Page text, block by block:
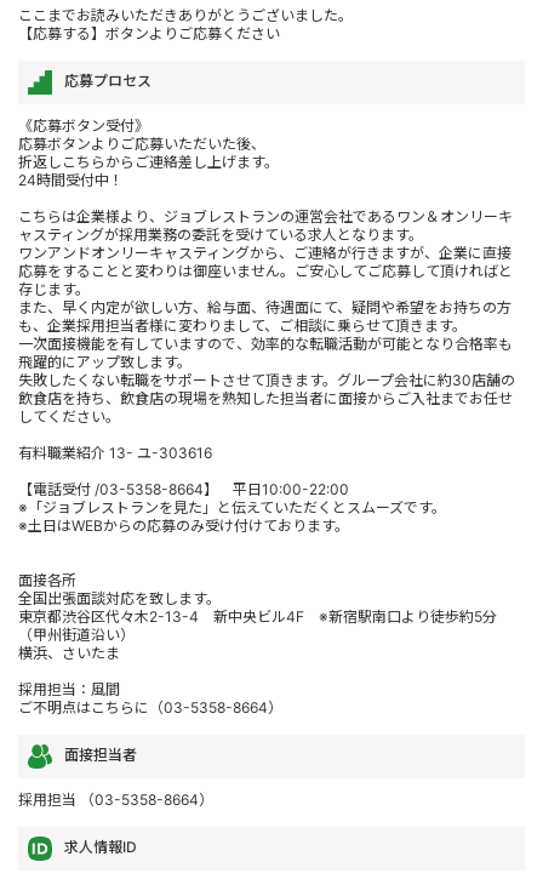
ここまでお読みいただきありがとうございました。
【応募する】ボタンよりご応募ください
応募プロセス
《応募ボタン受付》
応募ボタンよりご応募いただいた後、
折返しこちらからご連絡差し上げます。
24時間受付中！
こちらは企業様より、ジョブレストランの運営会社であるワン＆オンリーキ
ャスティングが採用業務の委託を受けている求人となります。
ワンアンドオンリーキャスティングから、ご連絡が行きますが、企業に直接
応募をすることと変わりは御座いません。ご安心してご応募して頂ければと
存じます。
また、早く内定が欲しい方、給与面、待遇面にて、疑問や希望をお持ちの方
も、企業採用担当者様に変わりまして、ご相談に乗らせて頂きます。
一次面接機能を有していますので、効率的な転職活動が可能となり合格率も
飛躍的にアップ致します。
失敗したくない転職をサポートさせて頂きます。グループ会社に約30店舗の
飲食店を持ち、飲食店の現場を熟知した担当者に面接からご入社までお任せ
してください。
有料職業紹介 13- ユ-303616
【電話受付 /03-5358-8664】 平日10:00-22:00
※「ジョブレストランを見た」と伝えていただくとスムーズです。
※土日はWEBからの応募のみ受け付けております。
面接各所
全国出張面談対応を致します。
東京都渋谷区代々木2-13-4 新中央ビル4F ※新宿駅南口より徒歩約5分
（甲州街道沿い）
横浜、さいたま
採用担当：風間
ご不明点はこちらに（03-5358-8664）
面接担当者
採用担当 （03-5358-8664）
求人情報ID